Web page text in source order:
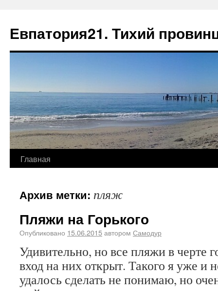
Евпатория21. Тихий
Главная
Архив метки: пляж
Пляжи на Горького
Опубликовано 15.06.2015автором Самодур
Удивительно, но все пляжи в черте
вход на них открыт. Такого я уже и
удалось сделать не понимаю, но